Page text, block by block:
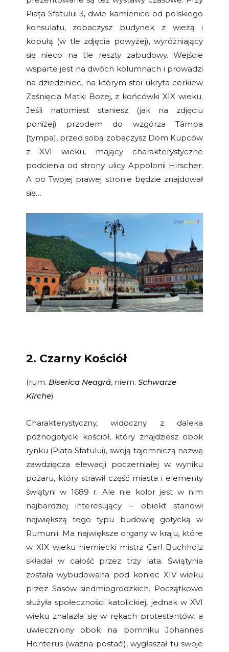
Piața Sfatului 3, dwie kamienice od polskiego
konsulatu, zobaczysz budynek z wieżą i
kopułą (w tle zdjęcia powyżej), wyróżniający
się nieco na tle reszty zabudowy. Wejście
wsparte jest na dwóch kolumnach i prowadzi
na dziedziniec, na którym stoi ukryta cerkiew
Zaśnięcia Matki Bożej, z końcówki XIX wieku.
Jeśli natomiast staniesz (jak na zdjęciu
poniżej) przodem do wzgórza Tâmpa
[tympa], przed sobą zobaczysz Dom Kupców
z XVI wieku, mający charakterystyczne
podcienia od strony ulicy Appolonii Hirscher.
A po Twojej prawej stronie będzie znajdował
się…
2. Czarny Kościół
(rum. Biserica Neagră, niem. Schwarze
Kirche)
Charakterystyczny, widoczny z daleka
późnogotycki kościół, który znajdziesz obok
rynku (Piața Sfatului), swoją tajemniczą nazwę
zawdzięcza elewacji poczerniałej w wyniku
pożaru, który strawił część miasta i elementy
świątyni w 1689 r. Ale nie kolor jest w nim
najbardziej interesujący – obiekt stanowi
największą tego typu budowlę gotycką w
Rumunii. Ma największe organy w kraju, które
w XIX wieku niemiecki mistrz Carl Buchholz
składał w całość przez trzy lata. Świątynia
została wybudowana pod koniec XIV wieku
przez Sasów siedmiogrodzkich. Początkowo
służyła społeczności katolickiej, jednak w XVI
wieku znalazła się w rękach protestantów, a
uwieczniony obok na pomniku Johannes
Honterus (ważna postać!), wygłaszał tu swoje